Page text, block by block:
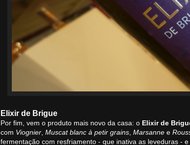
Elixir de Brigue
Por fim, vem o produto mais novo da casa: o Elixir de
com Viognier Muscat blanc à petir grains Marsanne e
fermentação com resfriamento - que inativa as leveduras -